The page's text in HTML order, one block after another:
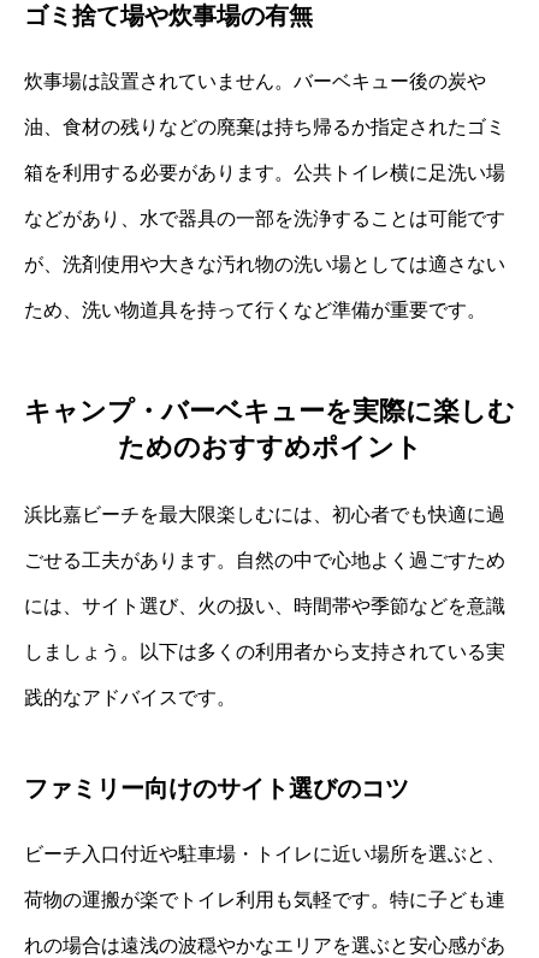
ゴミ捨て場や炊事場の有無
炊事場は設置されていません。バーベキュー後の炭や
油、食材の残りなどの廃棄は持ち帰るか指定されたゴミ
箱を利用する必要があります。公共トイレ横に足洗い場
などがあり、水で器具の一部を洗浄することは可能です
が、洗剤使用や大きな汚れ物の洗い場としては適さない
ため、洗い物道具を持って行くなど準備が重要です。
キャンプ・バーベキューを実際に楽しむ
ためのおすすめポイント
浜比嘉ビーチを最大限楽しむには、初心者でも快適に過
ごせる工夫があります。自然の中で心地よく過ごすため
には、サイト選び、火の扱い、時間帯や季節などを意識
しましょう。以下は多くの利用者から支持されている実
践的なアドバイスです。
ファミリー向けのサイト選びのコツ
ビーチ入口付近や駐車場・トイレに近い場所を選ぶと、
荷物の運搬が楽でトイレ利用も気軽です。特に子ども連
れの場合は遠浅の波穏やかなエリアを選ぶと安心感があ